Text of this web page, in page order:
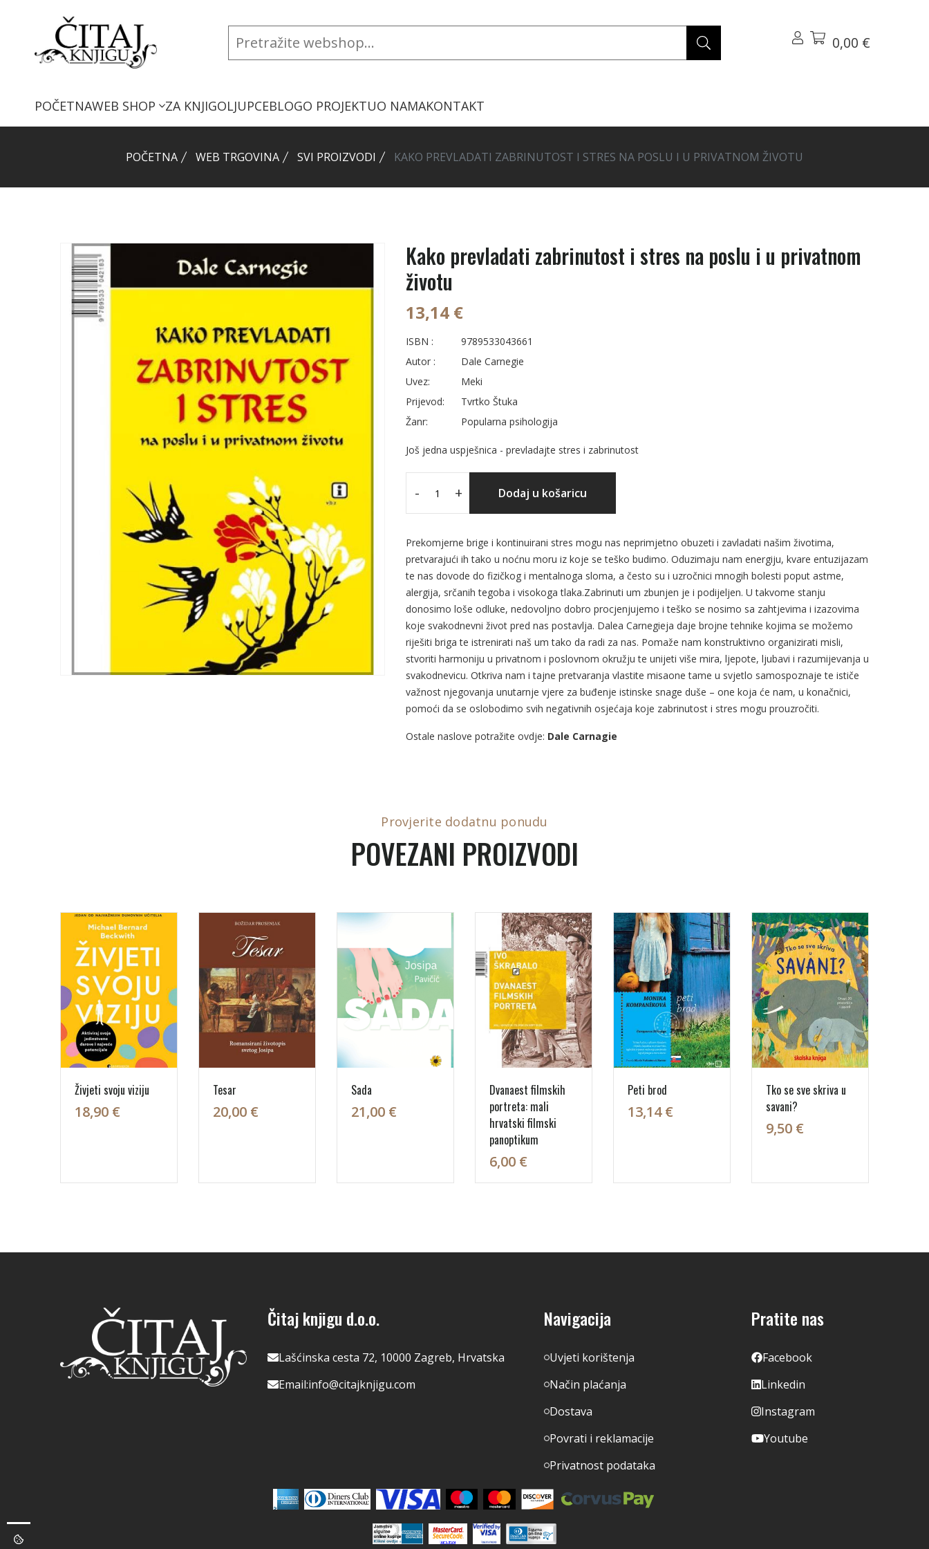
0,00 €
POČETNAWEB SHOP ZA KNJIGOLJUPCEBLOGO PROJEKTUO NAMAKONTAKT
POČETNA WEB TRGOVINA SVI PROIZVODI KAKO PREVLADATI ZABRINUTOST I STRES NA POSLU I U PRIVATNOM ŽIVOTU
Kako prevladati zabrinutost i stres na poslu i u privatnom
životu
13,14 €
ISBN :
9789533043661
Autor :
Dale Carnegie
Uvez:
Meki
Prijevod:
Tvrtko Štuka
Žanr:
Popularna psihologija
Još jedna uspješnica - prevladajte stres i zabrinutost
- + Dodaj u košaricu
Prekomjerne brige i kontinuirani stres mogu nas neprimjetno obuzeti i zavladati našim životima,
pretvarajući ih tako u noćnu moru iz koje se teško budimo. Oduzimaju nam energiju, kvare entuzijazam
te nas dovode do fizičkog i mentalnoga sloma, a često su i uzročnici mnogih bolesti poput astme,
alergija, srčanih tegoba i visokoga tlaka.Zabrinuti um zbunjen je i podijeljen. U takvome stanju
donosimo loše odluke, nedovoljno dobro procjenjujemo i teško se nosimo sa zahtjevima i izazovima
koje svakodnevni život pred nas postavlja. Dalea Carnegieja daje brojne tehnike kojima se možemo
riješiti briga te istrenirati naš um tako da radi za nas. Pomaže nam konstruktivno organizirati misli,
stvoriti harmoniju u privatnom i poslovnom okružju te unijeti više mira, ljepote, ljubavi i razumijevanja u
svakodnevicu. Otkriva nam i tajne pretvaranja vlastite misaone tame u svjetlo samospoznaje te ističe
važnost njegovanja unutarnje vjere za buđenje istinske snage duše – one koja će nam, u konačnici,
pomoći da se oslobodimo svih negativnih osjećaja koje zabrinutost i stres mogu prouzročiti.
Ostale naslove potražite ovdje: Dale Carnagie
Provjerite dodatnu ponudu
POVEZANI PROIZVODI
Živjeti svoju viziju
18,90 €
Tesar
20,00 €
Sada
21,00 €
Dvanaest filmskih
portreta: mali
hrvatski filmski
panoptikum
6,00 €
Peti brod
13,14 €
Tko se sve skriva u
savani?
9,50 €
Čitaj knjigu d.o.o.
Lašćinska cesta 72, 10000 Zagreb, Hrvatska
Email:info@citajknjigu.com
Navigacija
Uvjeti korištenja
Način plaćanja
Dostava
Povrati i reklamacije
Privatnost podataka
Pratite nas
Facebook
Linkedin
Instagram
Youtube